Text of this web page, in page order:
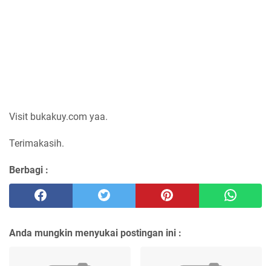
Visit bukakuy.com yaa.
Terimakasih.
Berbagi :
Anda mungkin menyukai postingan ini :